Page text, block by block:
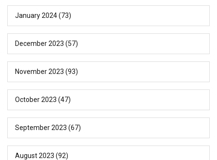
January 2024(73)
December 2023 (57)
November 2023 (93)
October 2023 (47)
September 2023 (67)
August 2023 (92)